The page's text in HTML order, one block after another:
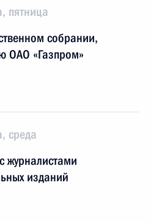
пятница
собрании,
ОАО «Газпром»
среда
журналистами
изданий